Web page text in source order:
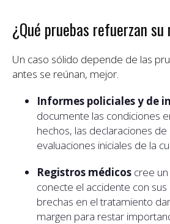
¿Qué pruebas refuerzan
Un caso sólido depende de las
antes se reúnan, mejor.
Informes policiales y de
documente las condiciones
hechos, las declaraciones de
evaluaciones iniciales de la
Registros médicos cree
conecte el accidente con sus
brechas en el tratamiento
margen para restar